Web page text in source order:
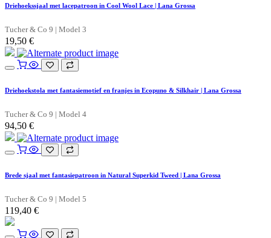
Driehoekssjaal met lacepatroon in Cool Wool Lace | Lana Grossa
Tucher & Co 9 | Model 3
19,50 €
Driehoekstola met fantasiemotief en franjes in Ecopuno & Silkhair | Lana Grossa
Tucher & Co 9 | Model 4
94,50 €
Brede sjaal met fantasiepatroon in Natural Superkid Tweed | Lana Grossa
Tucher & Co 9 | Model 5
119,40 €